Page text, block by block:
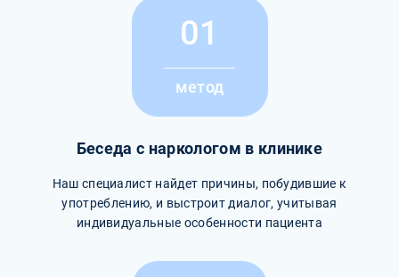
01
метод
Беседа с наркологом в клинике
Наш специалист найдет причины, побудившие к
употреблению, и выстроит диалог, учитывая
индивидуальные особенности пациента